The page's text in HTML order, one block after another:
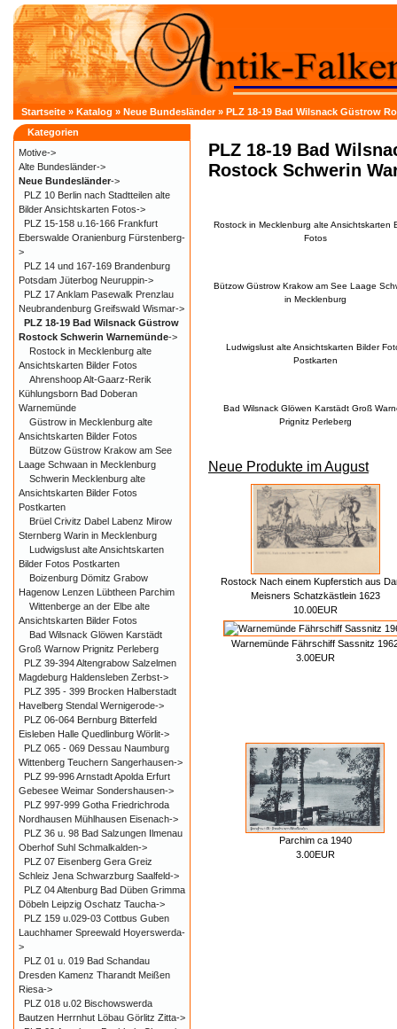
Startseite » Katalog » Neue Bundesländer» PLZ 18-19 Bad Wilsnack Güstrow
PLZ 18-19 Bad
Rostock Schwerin
Rostock in Mecklenburg alte Ansichtskarten
Fotos
Bützow Güstrow Krakow am See Laage
in Mecklenburg
Ludwigslust alte Ansichtskarten Bilder
Postkarten
Bad Wilsnack Glöwen Karstädt Groß
Prignitz Perleberg
Neue Produkte im August
Rostock Nach einem Kupferstich aus
Meisners Schatzkästlein 1623
10.00EUR
Warnemünde Fährschiff Sassnitz
3.00EUR
Parchim ca 1940
3.00EUR
Kategorien
Motive->
Alte Bundesländer->
Neue Bundesländer->
PLZ 10 Berlin nach Stadtteilen alte
Bilder Ansichtskarten Fotos->
PLZ 15-158 u.16-166 Frankfurt
Eberswalde Oranienburg Fürstenberg-
>
PLZ 14 und 167-169 Brandenburg
Potsdam Jüterbog Neuruppin->
PLZ 17 Anklam Pasewalk Prenzlau
Neubrandenburg Greifswald Wismar->
PLZ 18-19 Bad Wilsnack Güstrow
Rostock Schwerin Warnemünde->
Rostock in Mecklenburg alte
Ansichtskarten Bilder Fotos
Ahrenshoop Alt-Gaarz-Rerik
Kühlungsborn Bad Doberan
Warnemünde
Güstrow in Mecklenburg alte
Ansichtskarten Bilder Fotos
Bützow Güstrow Krakow am See
Laage Schwaan in Mecklenburg
Schwerin Mecklenburg alte
Ansichtskarten Bilder Fotos
Postkarten
Brüel Crivitz Dabel Labenz Mirow
Sternberg Warin in Mecklenburg
Ludwigslust alte Ansichtskarten
Bilder Fotos Postkarten
Boizenburg Dömitz Grabow
Hagenow Lenzen Lübtheen Parchim
Wittenberge an der Elbe alte
Ansichtskarten Bilder Fotos
Bad Wilsnack Glöwen Karstädt
Groß Warnow Prignitz Perleberg
PLZ 39-394 Altengrabow Salzelmen
Magdeburg Haldensleben Zerbst->
PLZ 395 - 399 Brocken Halberstadt
Havelberg Stendal Wernigerode->
PLZ 06-064 Bernburg Bitterfeld
Eisleben Halle Quedlinburg Wörlit->
PLZ 065 - 069 Dessau Naumburg
Wittenberg Teuchern Sangerhausen->
PLZ 99-996 Arnstadt Apolda Erfurt
Gebesee Weimar Sondershausen->
PLZ 997-999 Gotha Friedrichroda
Nordhausen Mühlhausen Eisenach->
PLZ 36 u. 98 Bad Salzungen Ilmenau
Oberhof Suhl Schmalkalden->
PLZ 07 Eisenberg Gera Greiz
Schleiz Jena Schwarzburg Saalfeld->
PLZ 04 Altenburg Bad Düben Grimma
Döbeln Leipzig Oschatz Taucha->
PLZ 159 u.029-03 Cottbus Guben
Lauchhamer Spreewald Hoyerswerda-
>
PLZ 01 u. 019 Bad Schandau
Dresden Kamenz Tharandt Meißen
Riesa->
PLZ 018 u.02 Bischowswerda
Bautzen Herrnhut Löbau Görlitz Zitta->